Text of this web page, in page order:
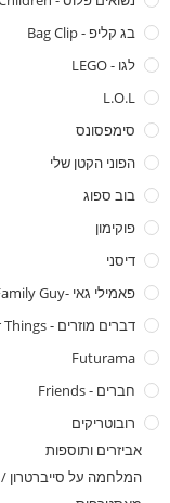
בג קליפ - Bag Clip
לגו - LEGO
L.O.L
סימפסונס
הפוני הקטן שלי
בוב ספוג
פוקימון
דיסני
פאמילי גאי -family Guy
דברים מוזרים - Stranger Things
Futurama
חברים - Friends
רובוטריקים
אביזרים ותוספות
המלחמה על סייברטרון / studio series